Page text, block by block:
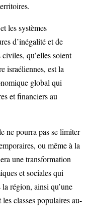
les systèmes
d’inégalité et de
qu’elles soient
israéliennes, est la
global qui
et financiers au
ne pourra pas se limiter
ou même à la
une transformation
et sociales qui
région, ainsi qu’une
classes populaires au-